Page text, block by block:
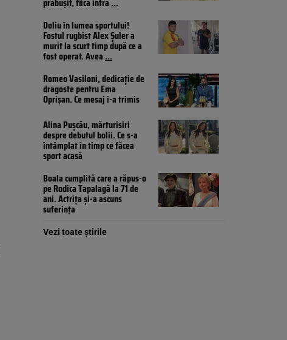
Doliu în lumea sportului!
Fostul rugbist Alex Șuler a
murit la scurt timp după ce a
fost operat. Avea...
Romeo Vasiloni, dedicație de
dragoste pentru Ema
Oprișan. Ce mesaj i-a trimis
Alina Pușcău, mărturisiri
despre debutul bolii. Ce s-a
întâmplat în timp ce făcea
sport acasă
Boala cumplită care a răpus-o
pe Rodica Tapalagă la 71 de
ani. Actrița și-a ascuns
suferința
Vezi toate știrile